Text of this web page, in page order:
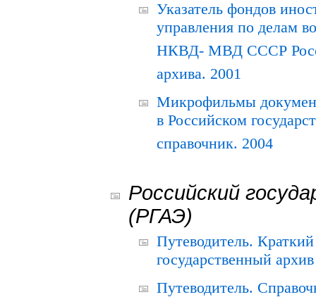
Указатель фондов
управления по делам
НКВД- МВД СССР
архива. 2001
Микрофильмы
в Российском
справочник. 2004
Российский
(РГАЭ)
Путеводитель.
государственный
Путеводитель.